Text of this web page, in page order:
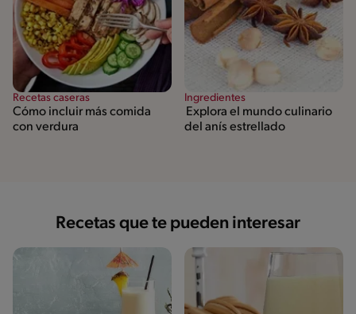
Recetas caseras
Cómo incluir más comida
con verdura
Ingredientes
Explora el mundo culinario
del anís estrellado
Recetas que te pueden interesar